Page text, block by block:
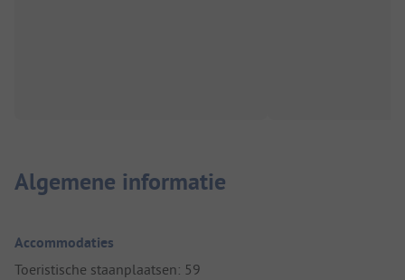
Algemene informatie
Accommodaties
Toeristische staanplaatsen: 59